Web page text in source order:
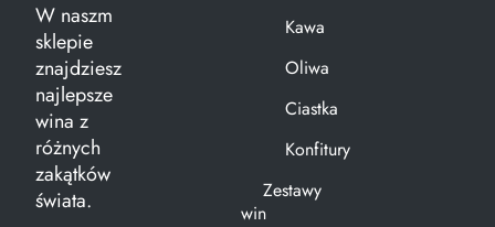
W naszm
sklepie
znajdziesz
najlepsze
wina z
różnych
zakątków
świata.
Kawa
Oliwa
Ciastka
Konfitury
Zestawy
win